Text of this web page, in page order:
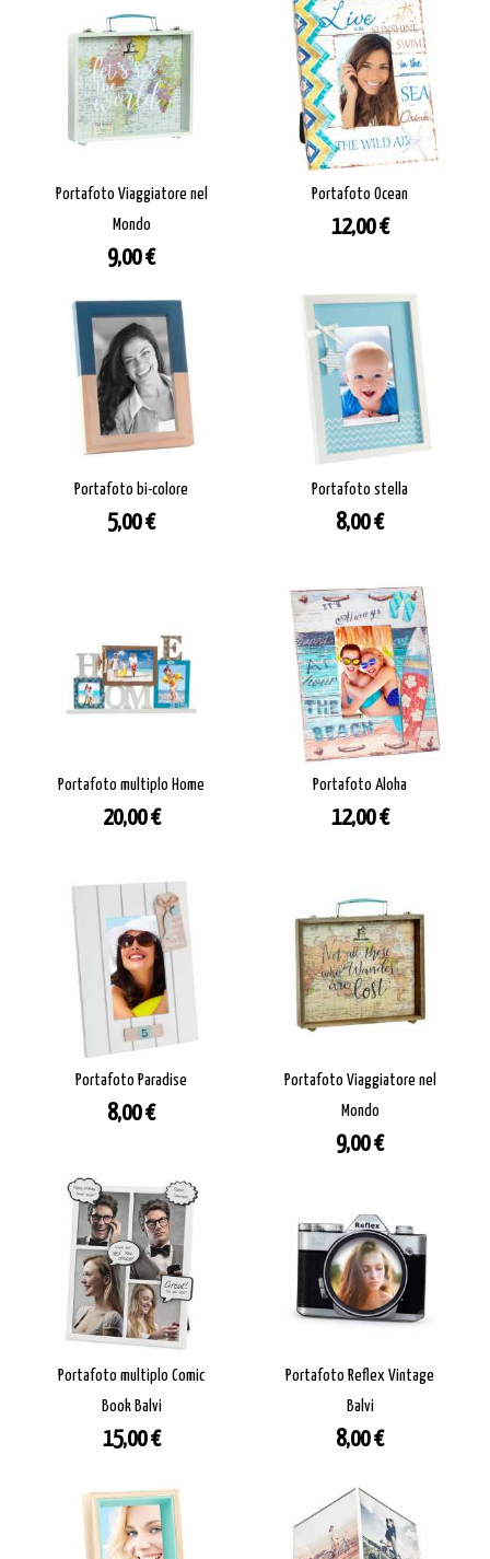
Portafoto Viaggiatore nel
Mondo
Prezzo
9,00 €
Portafoto Ocean
Prezzo
12,00 €
Portafoto bi-colore
Prezzo
5,00 €
Portafoto stella
Prezzo
8,00 €
Portafoto multiplo Home
Prezzo
20,00 €
Portafoto Aloha
Prezzo
12,00 €
Portafoto Paradise
Prezzo
8,00 €
Portafoto Viaggiatore nel
Mondo
Prezzo
9,00 €
Portafoto multiplo Comic
Book Balvi
Prezzo
15,00 €
Portafoto Reflex Vintage
Balvi
Prezzo
8,00 €